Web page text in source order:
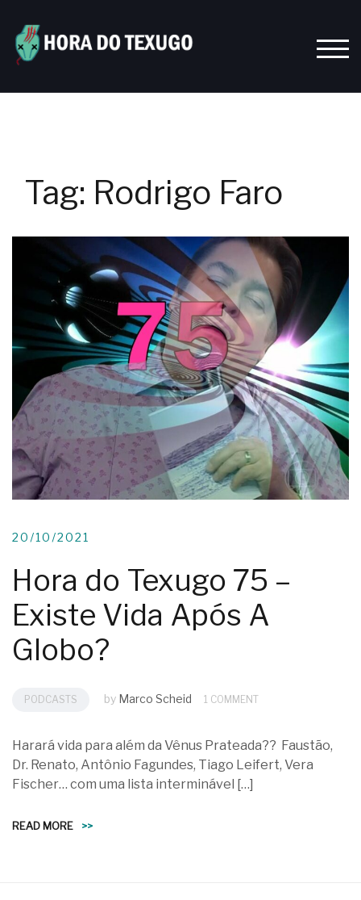
content
Tag: Rodrigo Faro
20/10/2021
Hora do Texugo 75 –
Existe Vida Após A
Globo?
PODCASTS by Marco Scheid 1 COMMENT
Harará vida para além da Vênus Prateada?? Faustão,
Dr. Renato, Antônio Fagundes, Tiago Leifert, Vera
Fischer… com uma lista interminável […]
READ MORE >>